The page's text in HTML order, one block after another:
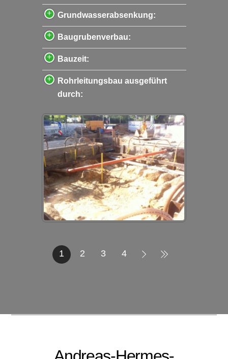
Grundwasserabsenkung:
Baugrubenverbau:
Bauzeit:
Rohrleitungsbau ausgeführt
durch:
1 2 3 4